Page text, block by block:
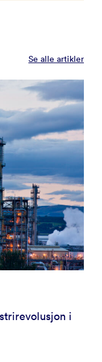
Se alle artikler
i